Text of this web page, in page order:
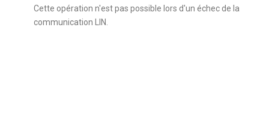
Cette opération n'est pas possible lors d'un échec de la
communication LIN.